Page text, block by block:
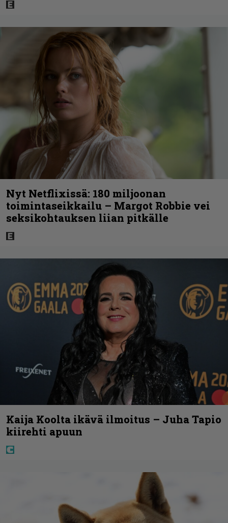
Nyt Netflixissä: 180 miljoonan
toimintaseikkailu – Margot Robbie vei
seksikohtauksen liian pitkälle
Kaija Koolta ikävä ilmoitus – Juha Tapio
kiirehti apuun